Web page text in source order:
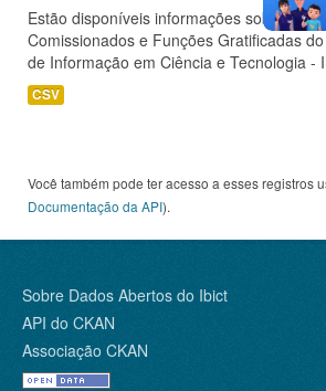
Estão disponíveis informações sobre os
Comissionados e Funções Gratificadas
de Informação em Ciência e Tecnologia -
CSV
Você também pode ter acesso a esses registros
Documentação da API).
Sobre Dados Abertos do Ibict
API do CKAN
Associação CKAN